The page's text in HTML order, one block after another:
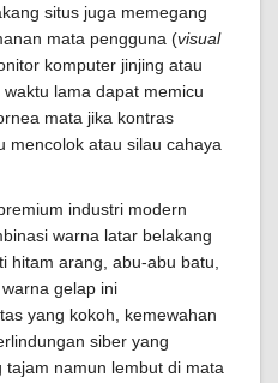
situs juga memegang
mata pengguna (visual
komputer jinjing atau
lama dapat memicu
mata jika kontras
mencolok atau silau cahaya
industri modern
warna latar belakang
hitam arang, abu-abu batu,
gelap ini
yang kokoh, kemewahan
siber yang
namun lembut di mata